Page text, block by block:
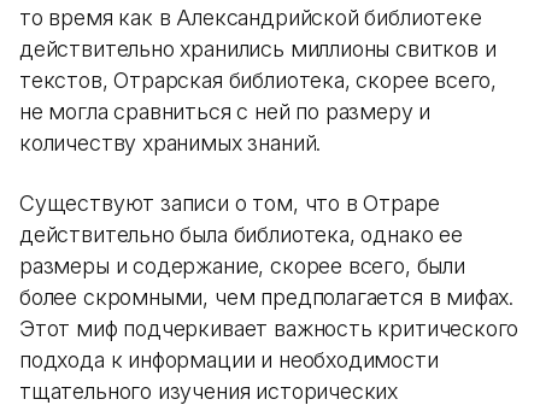
то время как в Александрийской библиотеке
действительно хранились миллионы свитков и
текстов, Отрарская библиотека, скорее всего,
не могла сравниться с ней по размеру и
количеству хранимых знаний.
Существуют записи о том, что в Отраре
действительно была библиотека, однако ее
размеры и содержание, скорее всего, были
более скромными, чем предполагается в мифах.
Этот миф подчеркивает важность критического
подхода к информации и необходимости
тщательного изучения исторических